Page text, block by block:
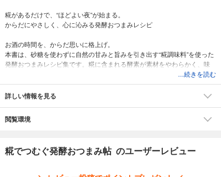
糀があるだけで、“ほどよい夜”が始まる。
からだにやさしく、心に沁みる発酵おつまみレシピ
お酒の時間を、からだ思いに格上げ。
本書は、砂糖を使わずに自然の甘みと旨みを引き出す“糀調味料”を使った
発酵おつまみレシピ集です。糀に含まれる酵素が素材をやわらかく、味
を深く整え、塩分や油分を控えても満足感のあるひと皿に。腸内環境を
サポートする成分や、飲んだ翌朝のだるさを感じにくくしてくれる“軽
さ”も魅力です。
れるので、和えるだけ・焼くだけで晩酌の準備は完了。家族の夕飯のお
かずにも、ひとり時間のアテにも使える自在なラインナップ。野菜から
“ほどほど”で満たされる家飲みへ――糀が、整えてくれる。
...続きを読む
詳しい情報を見る
閲覧環境
糀でつむぐ発酵おつまみ帖 のユーザーレビュー